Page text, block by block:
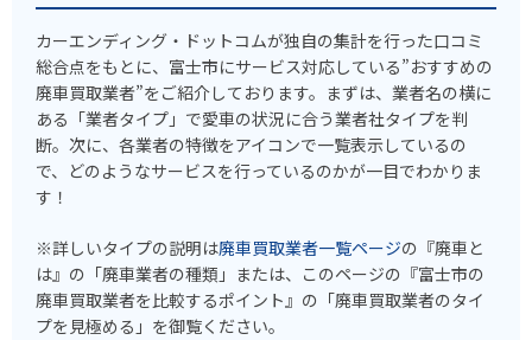
カーエンディング・ドットコムが独自の集計を行った口コミ
総合点をもとに、富士市にサービス対応している”おすすめの
廃車買取業者”をご紹介しております。まずは、業者名の横に
ある「業者タイプ」で愛車の状況に合う業者社タイプを判
断。次に、各業者の特徴をアイコンで一覧表示しているの
で、どのようなサービスを行っているのかが一目でわかりま
す！
※詳しいタイプの説明は廃車買取業者一覧ページの『廃車と
は』の「廃車業者の種類」または、このページの『富士市の
廃車買取業者を比較するポイント』の「廃車買取業者のタイ
プを見極める」を御覧ください。